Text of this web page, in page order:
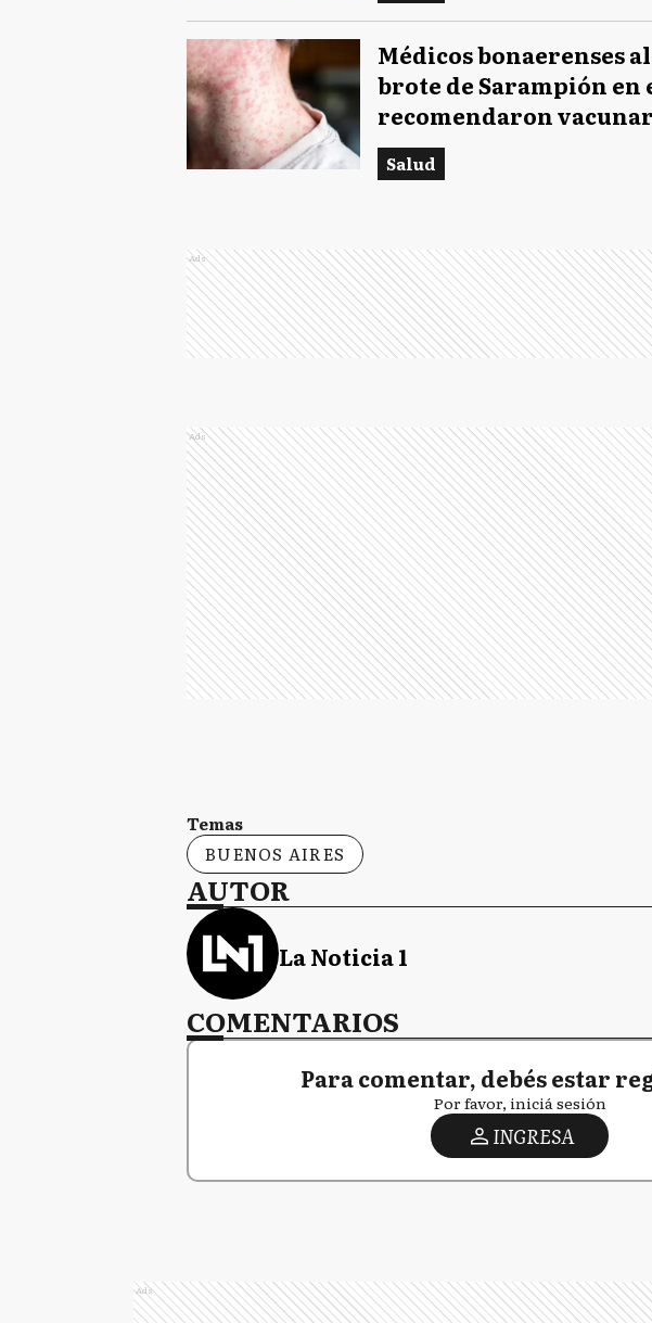
Médicos bonaerenses
brote de Sarampión en
recomendaron
Salud
Ads
Ads
Temas
BUENOS AIRES
AUTOR
La Noticia 1
COMENTARIOS
Para comentar, debés estar
Por favor, iniciá sesión
INGRESA
Ads